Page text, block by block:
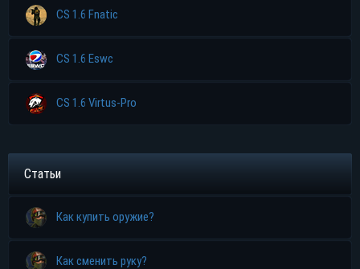
CS 1.6 Fnatic
CS 1.6 Eswc
CS 1.6 Virtus-Pro
Статьи
Как купить оружие?
Как сменить руку?